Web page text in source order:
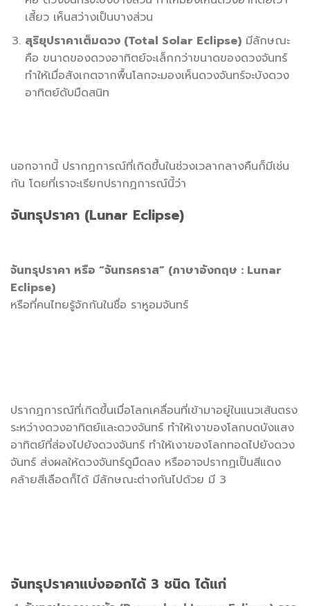
เสี้ยว เห็นสว่างเป็นบางส่วน
สุริยุปราคาเต็มดวง (Total Solar Eclipse)มีลักษณะ
คือ ขนาดของดวงอาทิตย์จะเล็กกว่าขนาดของดวงจันทร์
ทำให้เมื่อสังเกตจากพื้นโลกจะมองเห็นดวงจันทร์จะบังดวง
อาทิตย์ดับมืดสนิท
นอกจากนี้ ปรากฏการณ์ที่เกิดขึ้นในช่วงเวลากลางคืนก็มีเช่น
กัน โดยที่เราจะเรียกปรากฏการณ์นี้ว่า
จันทรุปราคา (Lunar Eclipse)
จันทรุปราคา หรือ “จันทรคราส” (ภาษาอังกฤษ : Lunar
Eclipse)
หรือที่คนไทยรู้จักกันในชื่อ ราหูอมจันทร์
ปรากฏการณ์ที่เกิดขึ้นเมื่อโลกเคลื่อนที่เข้ามาอยู่ในแนวเส้นตรง
ระหว่างดวงอาทิตย์และดวงจันทร์ ทำให้เงาของโลกบดบังแสง
อาทิตย์ที่ส่องไปยังดวงจันทร์ ทำให้เงาของโลกทอดไปยังดวง
จันทร์ ส่งผลให้ดวงจันทร์ดูมืดลง หรืออาจปรากฏเป็นสีแดง
คล้ายสีเลือดก็ได้ มีลักษณะต่างกันไปด้วย มี 3
จันทรุปราคาแบ่งออกได้ 3 ชนิด ได้แก่